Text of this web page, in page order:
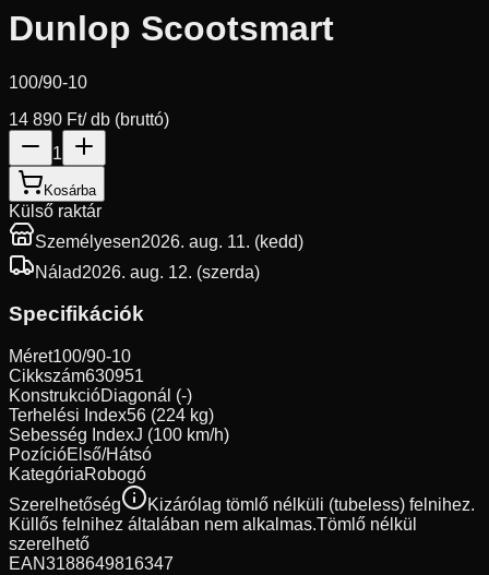
Dunlop Scootsmart
100/90-10
14 890 Ft/ db (bruttó)
1
Kosárba
Külső raktár
Személyesen2026. aug. 11. (kedd)
Nálad2026. aug. 12. (szerda)
Specifikációk
Méret100/90-10
Cikkszám630951
KonstrukcióDiagonál (-)
Terhelési Index56 (224 kg)
Sebesség IndexJ (100 km/h)
PozícióElső/Hátsó
KategóriaRobogó
Szerelhetőség
Kizárólag tömlő nélküli (tubeless) felnihez.
Küllős felnihez általában nem alkalmas.Tömlő nélkül
szerelhető
EAN3188649816347